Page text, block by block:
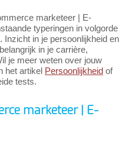
marketeer | E-
typeringen in volgorde
Inzicht in je persoonlijkheid en
in je carrière,
je meer weten over jouw
het artikel Persoonlijkheid of
tests.
marketeer | E-